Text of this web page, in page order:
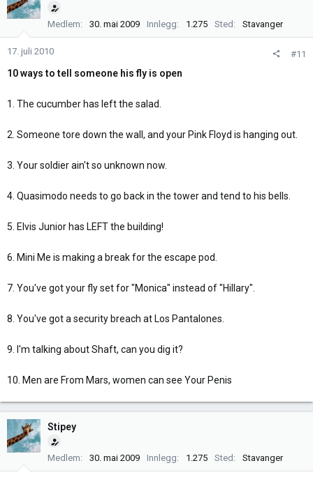
Medlem 30. mai 2009 Innlegg 1.275 Sted Stavanger
17. juli 2010 #11
10 ways to tell someone his fly is open
1. The cucumber has left the salad.
2. Someone tore down the wall, and your Pink Floyd is hanging out.
3. Your soldier ain't so unknown now.
4. Quasimodo needs to go back in the tower and tend to his bells.
5. Elvis Junior has LEFT the building!
6. Mini Me is making a break for the escape pod.
7. You've got your fly set for "Monica" instead of "Hillary".
8. You've got a security breach at Los Pantalones.
9. I'm talking about Shaft, can you dig it?
10. Men are From Mars, women can see Your Penis
Stipey
Medlem 30. mai 2009 Innlegg 1.275 Sted Stavanger